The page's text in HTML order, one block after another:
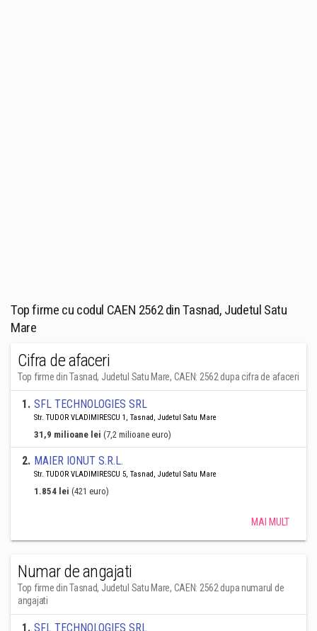
Top firme cu codul CAEN 2562 din Tasnad, Judetul Satu
Mare
Cifra de afaceri
Top firme din Tasnad, Judetul Satu Mare, CAEN: 2562 dupa cifra de afaceri
1. SFL TECHNOLOGIES SRL
Str. TUDOR VLADIMIRESCU 1, Tasnad, Judetul Satu Mare
31,9 milioane lei (7,2 milioane euro)
2. MAIER IONUT S.R.L.
Str. TUDOR VLADIMIRESCU 5, Tasnad, Judetul Satu Mare
1.854 lei (421 euro)
MAI MULT
Numar de angajati
Top firme din Tasnad, Judetul Satu Mare, CAEN: 2562 dupa numarul de
angajati
1. SFL TECHNOLOGIES SRL